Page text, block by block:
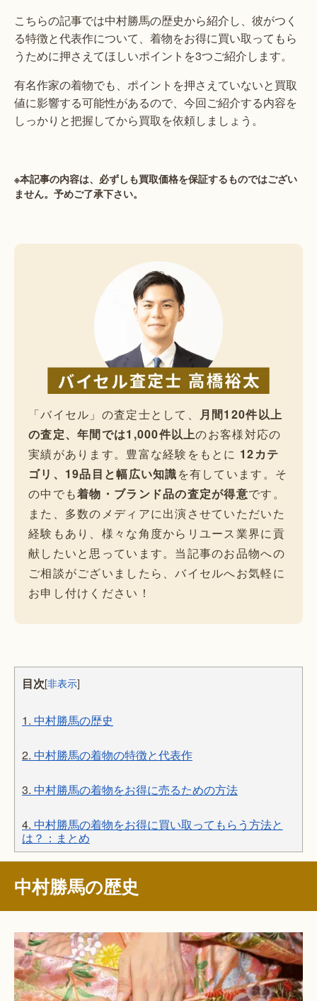
こちらの記事では中村勝馬の歴史から紹介し、彼がつく
る特徴と代表作について、着物をお得に買い取ってもら
うために押さえてほしいポイントを3つご紹介します。
有名作家の着物でも、ポイントを押さえていないと買取
値に影響する可能性があるので、今回ご紹介する内容を
しっかりと把握してから買取を依頼しましょう。
※本記事の内容は、必ずしも買取価格を保証するものではござい
ません。予めご了承下さい。
「バイセル」の査定士として、 月間120件以上
の査定、年間では1,000件以上のお客様対応の
実績があります。豊富な経験をもとに 12カテ
ゴリ、19品目と幅広い知識を有しています。そ
の中でも着物・ブランド品の査定が得意です。
また、多数のメディアに出演させていただいた
経験もあり、様々な角度からリユース業界に貢
献したいと思っています。当記事のお品物への
ご相談がございましたら、バイセルへお気軽に
お申し付けください！
目次[非表示]
1. 中村勝馬の歴史
2. 中村勝馬の着物の特徴と代表作
3. 中村勝馬の着物をお得に売るための方法
4. 中村勝馬の着物をお得に買い取ってもらう方法と
は？：まとめ
中村勝馬の歴史